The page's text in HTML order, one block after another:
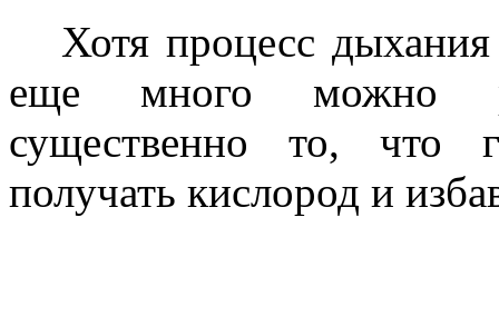
Хотя процесс
еще много можно
существенно то, что
получать кислород и